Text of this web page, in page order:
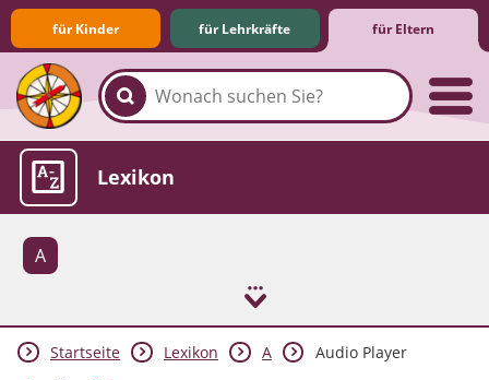
für Kinder für Lehrkräfte für Eltern
Familie & Medien
Spieletipps & Lernsoftware
Die Jüngsten im Netz
Lexikon
A
Aktuelles
Startseite Lexikon A Audio Player